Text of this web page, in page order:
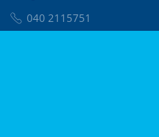
040 2115751